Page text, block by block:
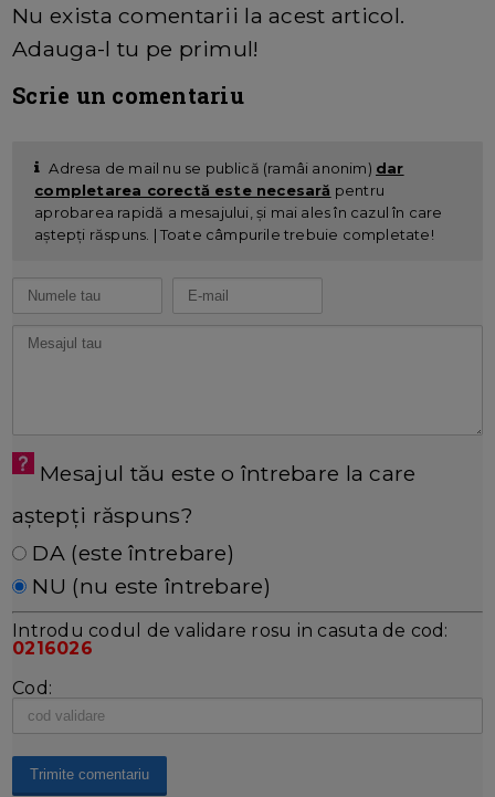
Nu exista comentarii la acest articol.
Adauga-l tu pe primul!
Scrie un comentariu
Adresa de mail nu se publică (ramâi anonim) dar
completarea corectă este necesară pentru
aprobarea rapidă a mesajului, și mai ales în cazul în care
aștepți răspuns. | Toate câmpurile trebuie completate!
Mesajul tău este o întrebare la care
aștepți răspuns?
DA (este întrebare)
NU (nu este întrebare)
Introdu codul de validare rosu in casuta de cod:
0216026
Cod: